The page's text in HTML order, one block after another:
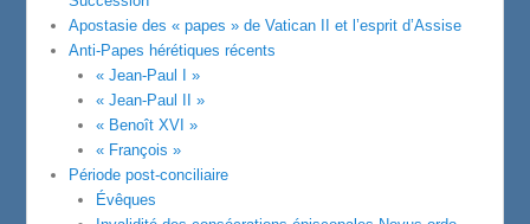
Apostasie des « papes » de Vatican II et l’esprit d’Assise
Anti-Papes hérétiques récents
« Jean-Paul I »
« Jean-Paul II »
« Benoît XVI »
« François »
Période post-conciliaire
Évêques